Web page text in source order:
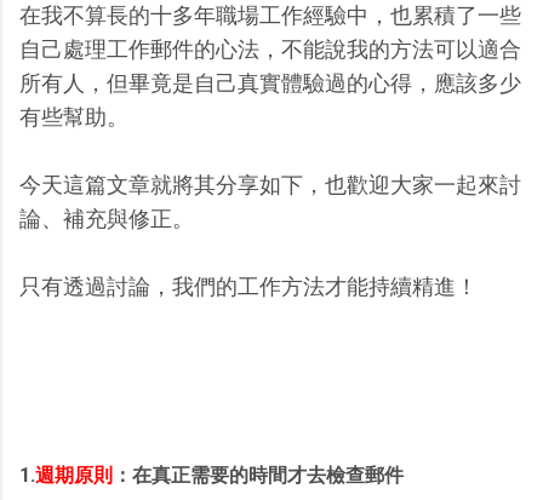
在我不算長的十多年職場工作經驗中，也累積了一些
自己處理工作郵件的心法，不能說我的方法可以適合
所有人，但畢竟是自己真實體驗過的心得，應該多少
有些幫助。
今天這篇文章就將其分享如下，也歡迎大家一起來討
論、補充與修正。
只有透過討論，我們的工作方法才能持續精進！
1.週期原則 ：在真正需要的時間才去檢查郵件